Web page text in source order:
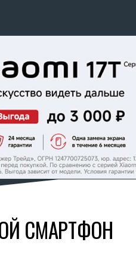
СМАРТФОН